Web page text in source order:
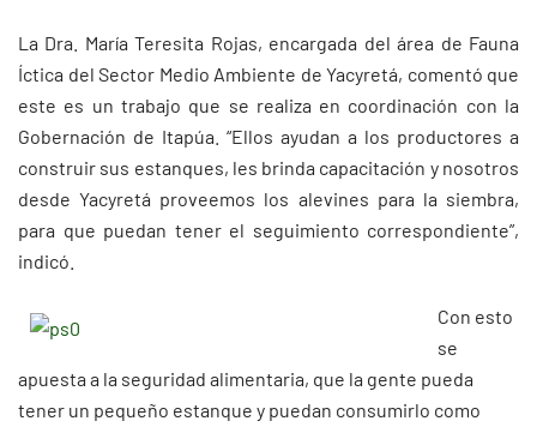
La Dra. María Teresita Rojas, encargada del área de Fauna
Íctica del Sector Medio Ambiente de Yacyretá, comentó que
este es un trabajo que se realiza en coordinación con la
Gobernación de Itapúa. “Ellos ayudan a los productores a
construir sus estanques, les brinda capacitación y nosotros
desde Yacyretá proveemos los alevines para la siembra,
para que puedan tener el seguimiento correspondiente”,
indicó.
Con esto
se
apuesta a la seguridad alimentaria, que la gente pueda
tener un pequeño estanque y puedan consumirlo como